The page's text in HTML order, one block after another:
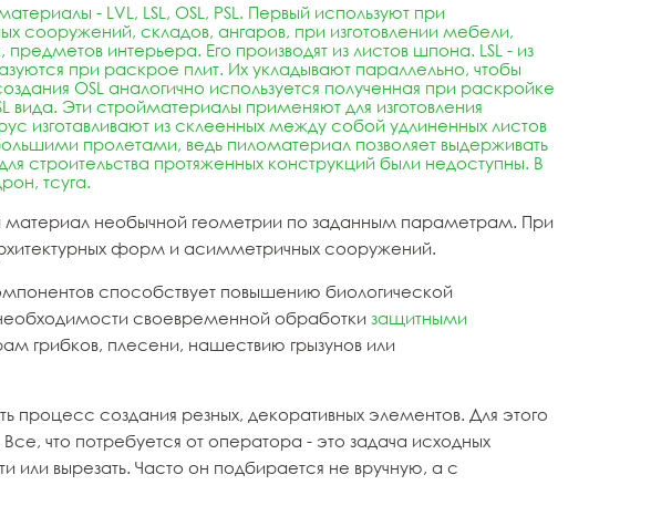
- LVL, LSL, OSL, PSL. Первый используют при
сооружений, складов, ангаров, при изготовлении мебели,
интерьера. Его производят из листов шпона. LSL - из
при раскрое плит. Их укладывают параллельно, чтобы
OSL аналогично используется полученная при раскройке
вида. Эти стройматериалы применяют для изготовления
изготавливают из склеенных между собой удлиненных листов
пролетами, ведь пиломатериал позволяет выдерживать
строительства протяженных конструкций были недоступны. В
тсуга.
материал необычной геометрии по заданным параметрам. При
форм и асимметричных сооружений.
способствует повышению биологической
своевременной обработки защитными
грибков, плесени, нашествию грызунов или
процесс создания резных, декоративных элементов. Для этого
Все, что потребуется от оператора - это задача исходных
или вырезать. Часто он подбирается не вручную, а с